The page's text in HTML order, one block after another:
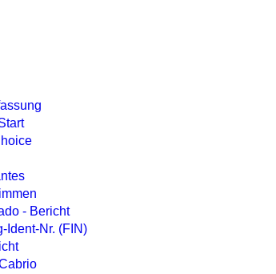
- Bericht
Ident-Nr. (FIN)